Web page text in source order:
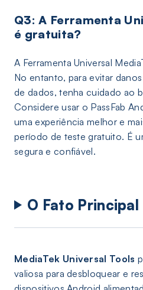
Q3: A Ferramenta
é gratuita?
A Ferramenta Universal
No entanto, para evitar
de dados, tenha cuidado ao
Considere usar o PassFab
uma experiência melhor e
período de teste gratuito. É
segura e confiável.
O Fato Principal
MediaTek Universal Tools
valiosa para desbloquear e